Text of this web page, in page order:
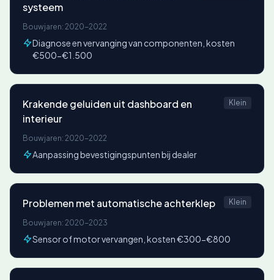
systeem
Bouwjaren: 2020-2022
Diagnose en vervanging van componenten, kosten
€500-€1.500
Krakende geluiden uit dashboard en
interieur
Klein
Bouwjaren: 2020-2022
Aanpassing bevestigingspunten bij dealer
Problemen met automatische achterklep Klein
Bouwjaren: 2020-2023
Sensor of motor vervangen, kosten €300-€800